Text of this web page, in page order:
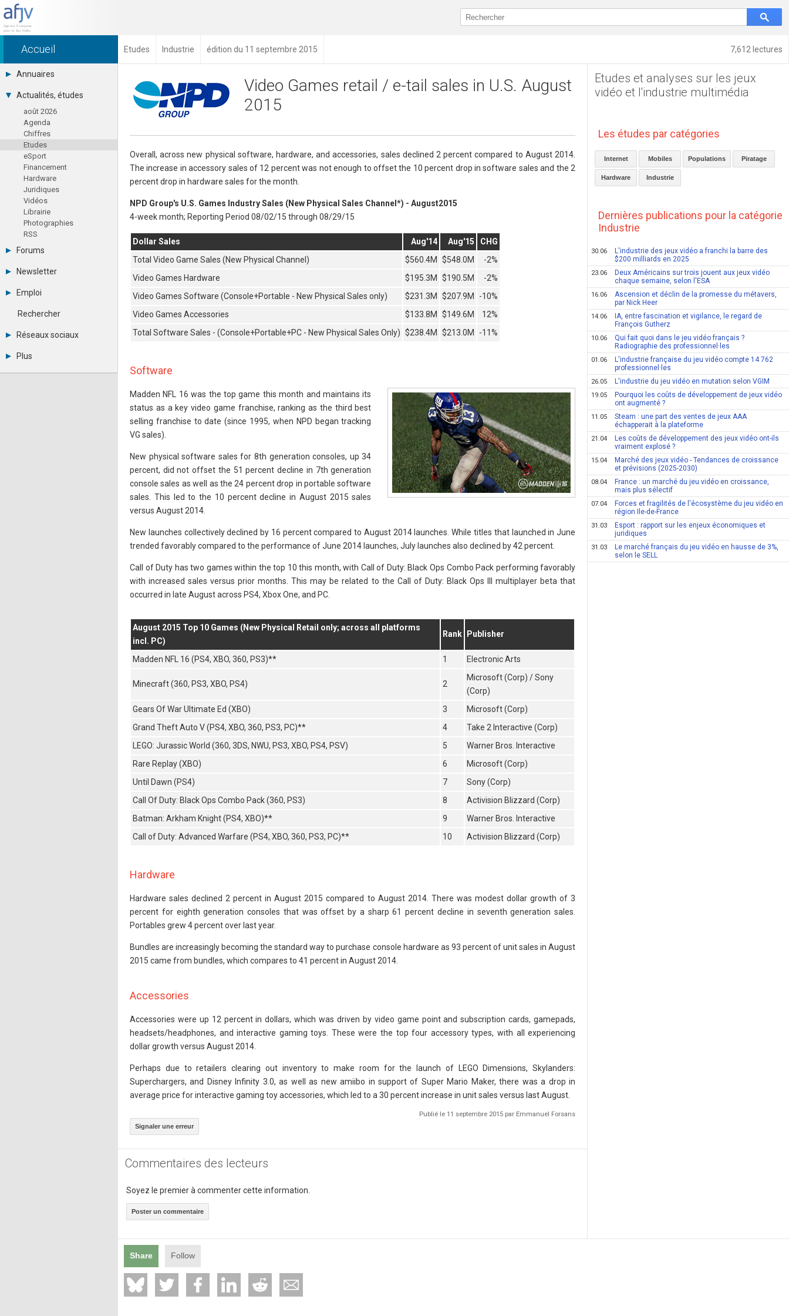
7,612 lectures
Accueil Etudes Industrie édition du 11 septembre 2015
Annuaires
Toutes les sociétés (691)
Studios (418)
Editeurs (49)
Distributeurs (16)
Hard. / Accessoires (10)
Middlewares (15)
Prestataires (99)
Assoc. / Syndicats (21)
Formations / Ecoles (46)
Presse spécialisée (17)
Actualités, études
août 2026
Agenda
Chiffres
Etudes
eSport
Financement
Hardware
Juridiques
Vidéos
Librairie
Photographies
RSS
Forums
Tous les forums
Se connecter
Messages privés
Contacter un modérateur
Newsletter
Archives
Abonnement
Emploi
Consulter les annonces
Observatoire de l'emploi
Rechercher
Réseaux sociaux
LinkedIn
Plus
Annonceurs
Video Games retail / e-tail sales in U.S. August
2015
Overall, across new physical software, hardware, and accessories, sales declined 2 percent compared to August 2014.
The increase in accessory sales of 12 percent was not enough to offset the 10 percent drop in software sales and the 2
percent drop in hardware sales for the month.
NPD Group's U.S. Games Industry Sales (New Physical Sales Channel*) - August2015
4-week month; Reporting Period 08/02/15 through 08/29/15
Dollar Sales Aug'14 Aug'15
CHG
Total Video Game Sales (New Physical Channel)
$560.4M $548.0M
-2%
Video Games Hardware
$195.3M $190.5M
-2%
Video Games Software (Console+Portable - New Physical Sales only)
$231.3M $207.9M
-10%
Video Games Accessories
$133.8M $149.6M
12%
Total Software Sales - (Console+Portable+PC - New Physical Sales Only) $238.4M $213.0M -11%
Software
Madden NFL 16 was the top game this month and maintains its
status as a key video game franchise, ranking as the third best
selling franchise to date (since 1995, when NPD began tracking
VG sales).
New physical software sales for 8th generation consoles, up 34
percent, did not offset the 51 percent decline in 7th generation
console sales as well as the 24 percent drop in portable software
sales. This led to the 10 percent decline in August 2015 sales
versus August 2014.
New launches collectively declined by 16 percent compared to August 2014 launches. While titles that launched in June
trended favorably compared to the performance of June 2014 launches, July launches also declined by 42 percent.
Call of Duty has two games within the top 10 this month, with Call of Duty: Black Ops Combo Pack performing favorably
with increased sales versus prior months. This may be related to the Call of Duty: Black Ops III multiplayer beta that
occurred in late August across PS4, Xbox One, and PC.
August 2015 Top 10 Games (New Physical Retail only; across all platforms
incl. PC)
Rank Publisher
Madden NFL 16 (PS4, XBO, 360, PS3)** 1 Electronic Arts
Minecraft (360, PS3, XBO, PS4) 2
Microsoft (Corp) / Sony
(Corp)
Gears Of War Ultimate Ed (XBO)
3
Microsoft (Corp)
Grand Theft Auto V (PS4, XBO, 360, PS3, PC)**
4
Take 2 Interactive (Corp)
LEGO: Jurassic World (360, 3DS, NWU, PS3, XBO, PS4, PSV)
5
Warner Bros. Interactive
Rare Replay (XBO)
6
Microsoft (Corp)
Until Dawn (PS4)
7
Sony (Corp)
Call Of Duty: Black Ops Combo Pack (360, PS3)
8
Activision Blizzard (Corp)
Batman: Arkham Knight (PS4, XBO)**
9
Warner Bros. Interactive
Call of Duty: Advanced Warfare (PS4, XBO, 360, PS3, PC)**
10 Activision Blizzard (Corp)
Hardware
Hardware sales declined 2 percent in August 2015 compared to August 2014. There was modest dollar growth of 3
percent for eighth generation consoles that was offset by a sharp 61 percent decline in seventh generation sales.
Portables grew 4 percent over last year.
Bundles are increasingly becoming the standard way to purchase console hardware as 93 percent of unit sales in August
2015 came from bundles, which compares to 41 percent in August 2014.
Accessories
Accessories were up 12 percent in dollars, which was driven by video game point and subscription cards, gamepads,
headsets/headphones, and interactive gaming toys. These were the top four accessory types, with all experiencing
dollar growth versus August 2014.
Perhaps due to retailers clearing out inventory to make room for the launch of LEGO Dimensions, Skylanders:
Superchargers, and Disney Infinity 3.0, as well as new amiibo in support of Super Mario Maker, there was a drop in
average price for interactive gaming toy accessories, which led to a 30 percent increase in unit sales versus last August.
Publié le 11 septembre 2015 par Emmanuel Forsans
Signaler une erreur
Commentaires des lecteurs
Soyez le premier à commenter cette information.
Poster un commentaire
Etudes et analyses sur les jeux
vidéo et l'industrie multimédia
Les études par catégories
Internet Mobiles Populations Piratage
Hardware Industrie
Dernières publications pour la catégorie
Industrie
30.06
L'industrie des jeux vidéo a franchi la barre des
$200 milliards en 2025
23.06
Deux Américains sur trois jouent aux jeux vidéo
chaque semaine, selon l'ESA
16.06
Ascension et déclin de la promesse du métavers,
par Nick Heer
14.06
IA, entre fascination et vigilance, le regard de
François Gutherz
10.06
Qui fait quoi dans le jeu vidéo français ?
Radiographie des professionnel·les
01.06
L'industrie française du jeu vidéo compte 14 762
professionnel·les
26.05 L'industrie du jeu vidéo en mutation selon VGIM
19.05
Pourquoi les coûts de développement de jeux vidéo
ont augmenté ?
11.05
Steam : une part des ventes de jeux AAA
échapperait à la plateforme
21.04
Les coûts de développement des jeux vidéo ont-ils
vraiment explosé ?
15.04
Marché des jeux vidéo - Tendances de croissance
et prévisions (2025-2030)
08.04
France : un marché du jeu vidéo en croissance,
mais plus sélectif
07.04
Forces et fragilités de l'écosystème du jeu vidéo en
région Ile-de-France
31.03
Esport : rapport sur les enjeux économiques et
juridiques
31.03
Le marché français du jeu vidéo en hausse de 3%,
selon le SELL
Share Follow